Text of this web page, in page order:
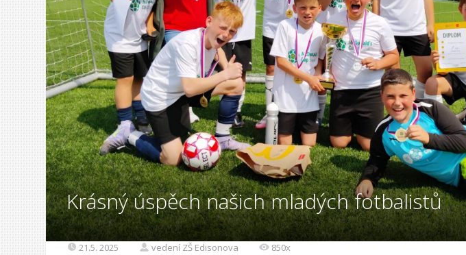
Krásný úspěch našich mladých fotbalistů
21.5. 2025 vedení ZŠ Edisonova 850x